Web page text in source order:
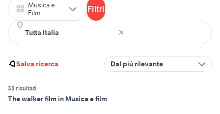
Musica e
Film
Filtri
Salva ricerca Dal più rilevante
33 risultati
The walker film in Musica e film